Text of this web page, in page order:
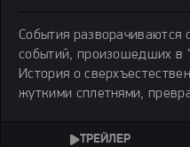
События разворачиваются
событий, произошедших в
История о
жуткими сплетнями,